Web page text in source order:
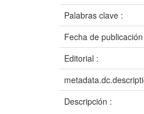
Palabras clave :
Fecha de
Editorial :
Descripción :